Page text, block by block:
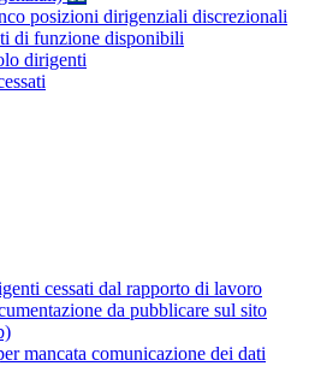
posizioni dirigenziali discrezionali
di funzione disponibili
dirigenti
cessati dal rapporto di lavoro
da pubblicare sul sito
mancata comunicazione dei dati